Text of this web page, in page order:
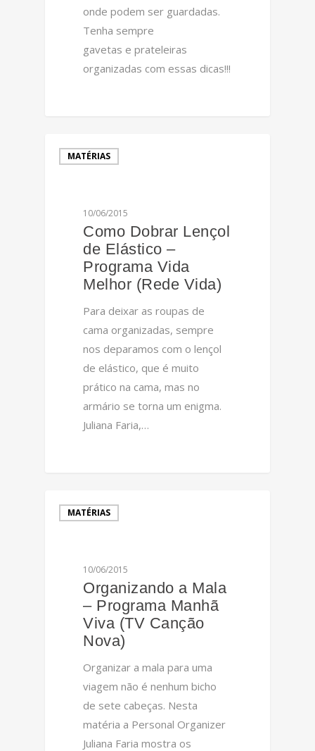
onde podem ser guardadas.
Tenha sempre
gavetas e prateleiras
organizadas com essas dicas!!!
MATÉRIAS
10/06/2015
Como Dobrar Lençol
de Elástico –
Programa Vida
Melhor (Rede Vida)
Para deixar as roupas de
cama organizadas, sempre
nos deparamos com o lençol
de elástico, que é muito
prático na cama, mas no
armário se torna um enigma.
Juliana Faria,…
MATÉRIAS
10/06/2015
Organizando a Mala
– Programa Manhã
Viva (TV Canção
Nova)
Organizar a mala para uma
viagem não é nenhum bicho
de sete cabeças. Nesta
matéria a Personal Organizer
Juliana Faria mostra os